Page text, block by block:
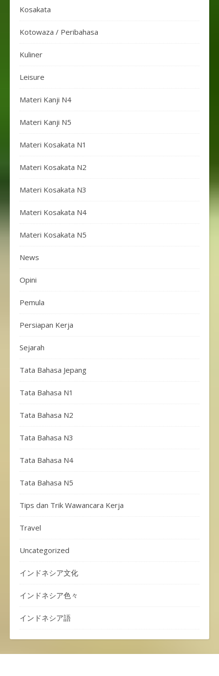
Kosakata
Kotowaza / Peribahasa
Kuliner
Leisure
Materi Kanji N4
Materi Kanji N5
Materi Kosakata N1
Materi Kosakata N2
Materi Kosakata N3
Materi Kosakata N4
Materi Kosakata N5
News
Opini
Pemula
Persiapan Kerja
Sejarah
Tata Bahasa Jepang
Tata Bahasa N1
Tata Bahasa N2
Tata Bahasa N3
Tata Bahasa N4
Tata Bahasa N5
Tips dan Trik Wawancara Kerja
Travel
Uncategorized
インドネシア文化
インドネシア色々
インドネシア語